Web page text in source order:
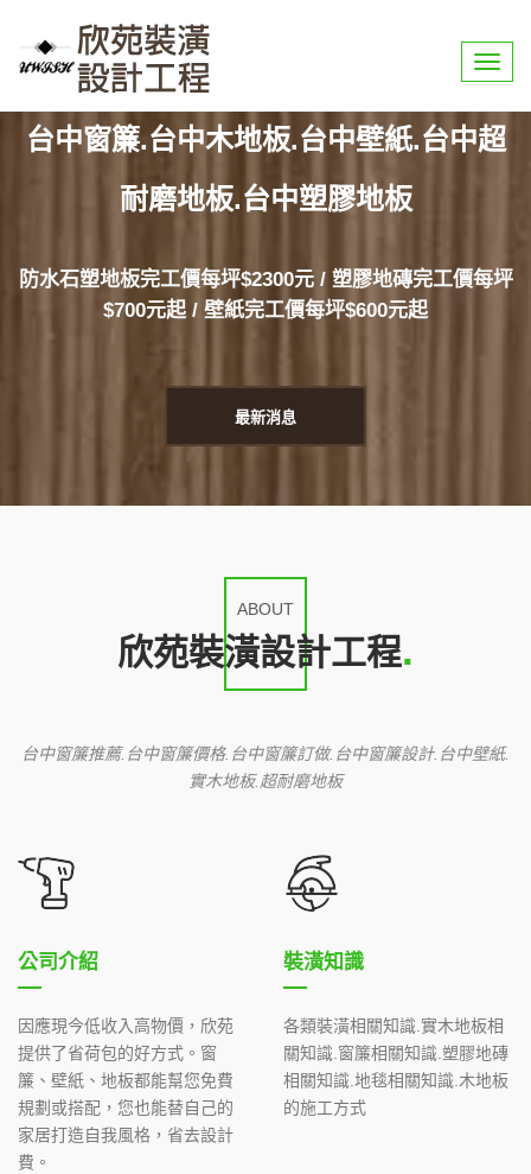
選
【特惠快訊】全品項商品優惠實施中!!
台中窗簾.台中木地板.台中壁紙.台中超
耐磨地板.台中塑膠地板
防水石塑地板完工價每坪$2300元 / 塑膠地磚完工價每坪
$700元起 / 壁紙完工價每坪$600元起
最新消息
ABOUT
欣苑裝潢設計工程
台中窗簾推薦.台中窗簾價格.台中窗簾訂做.台中窗簾設計.台中壁紙.
實木地板.超耐磨地板
公司介紹
因應現今低收入高物價，欣苑
提供了省荷包的好方式。窗
簾、壁紙、地板都能幫您免費
規劃或搭配，您也能替自己的
家居打造自我風格，省去設計
費。
裝潢知識
各類裝潢相關知識.實木地板相
關知識.窗簾相關知識.塑膠地磚
相關知識.地毯相關知識.木地板
的施工方式